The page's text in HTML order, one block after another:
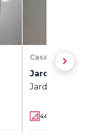
Casa para
Jardim
Jardim
44